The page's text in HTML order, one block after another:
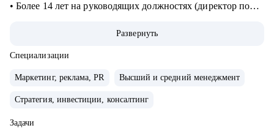
• Более 14 лет на руководящих должностях (директор по
• Обширная экспертиза в стратегическом планировании,
консалтинге, запуске новых продуктов и направлений,
рынки, в том числе международные. Опыт привлечения
инвестиций.
• 15+ опыт найма, сформировала 5 команд с нуля. Сильная
Развернуть
Специализации
Маркетинг, реклама, PR Высший и средний менеджмент
Стратегия, инвестиции, консалтинг
Задачи